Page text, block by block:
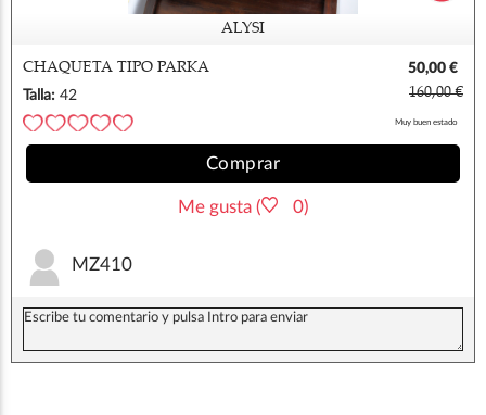
ALYSI
CHAQUETA TIPO PARKA
50,00 €
Talla: 42 160,00 €
Muy buen estado
Comprar
Me gusta ( 0)
MZ410